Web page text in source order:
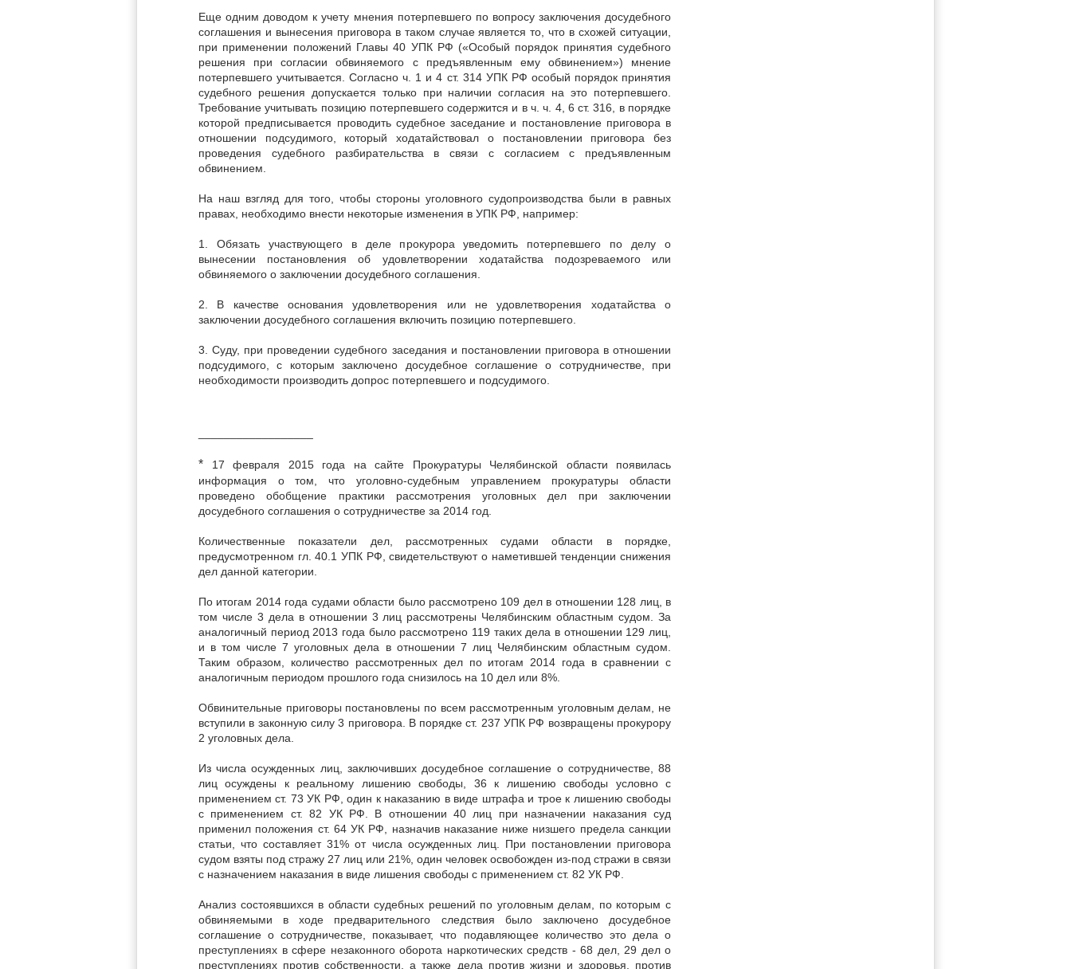
Еще одним доводом к учету мнения потерпевшего по вопросу заключения досудебного
соглашения и вынесения приговора в таком случае является то, что в схожей ситуации,
при применении положений Главы 40 УПК РФ («Особый порядок принятия судебного
решения при согласии обвиняемого с предъявленным ему обвинением») мнение
потерпевшего учитывается. Согласно ч. 1 и 4 ст. 314 УПК РФ особый порядок принятия
судебного решения допускается только при наличии согласия на это потерпевшего.
Требование учитывать позицию потерпевшего содержится и в ч. ч. 4, 6 ст. 316, в порядке
которой предписывается проводить судебное заседание и постановление приговора в
отношении подсудимого, который ходатайствовал о постановлении приговора без
проведения судебного разбирательства в связи с согласием с предъявленным
обвинением.
На наш взгляд для того, чтобы стороны уголовного судопроизводства были в равных
правах, необходимо внести некоторые изменения в УПК РФ, например:
1. Обязать участвующего в деле прокурора уведомить потерпевшего по делу о
вынесении постановления об удовлетворении ходатайства подозреваемого или
обвиняемого о заключении досудебного соглашения.
2. В качестве основания удовлетворения или не удовлетворения ходатайства о
заключении досудебного соглашения включить позицию потерпевшего.
3. Суду, при проведении судебного заседания и постановлении приговора в отношении
подсудимого, с которым заключено досудебное соглашение о сотрудничестве, при
необходимости производить допрос потерпевшего и подсудимого.
* 17 февраля 2015 года на сайте Прокуратуры Челябинской области появилась
информация о том, что уголовно-судебным управлением прокуратуры области
проведено обобщение практики рассмотрения уголовных дел при заключении
досудебного соглашения о сотрудничестве за 2014 год.
Количественные показатели дел, рассмотренных судами области в порядке,
предусмотренном гл. 40.1 УПК РФ, свидетельствуют о наметившей тенденции снижения
дел данной категории.
По итогам 2014 года судами области было рассмотрено 109 дел в отношении 128 лиц, в
том числе 3 дела в отношении 3 лиц рассмотрены Челябинским областным судом. За
аналогичный период 2013 года было рассмотрено 119 таких дела в отношении 129 лиц,
и в том числе 7 уголовных дела в отношении 7 лиц Челябинским областным судом.
Таким образом, количество рассмотренных дел по итогам 2014 года в сравнении с
аналогичным периодом прошлого года снизилось на 10 дел или 8%.
Обвинительные приговоры постановлены по всем рассмотренным уголовным делам, не
вступили в законную силу 3 приговора. В порядке ст. 237 УПК РФ возвращены прокурору
2 уголовных дела.
Из числа осужденных лиц, заключивших досудебное соглашение о сотрудничестве, 88
лиц осуждены к реальному лишению свободы, 36 к лишению свободы условно с
применением ст. 73 УК РФ, один к наказанию в виде штрафа и трое к лишению свободы
с применением ст. 82 УК РФ. В отношении 40 лиц при назначении наказания суд
применил положения ст. 64 УК РФ, назначив наказание ниже низшего предела санкции
статьи, что составляет 31% от числа осужденных лиц. При постановлении приговора
судом взяты под стражу 27 лиц или 21%, один человек освобожден из-под стражи в связи
с назначением наказания в виде лишения свободы с применением ст. 82 УК РФ.
Анализ состоявшихся в области судебных решений по уголовным делам, по которым с
обвиняемыми в ходе предварительного следствия было заключено досудебное
соглашение о сотрудничестве, показывает, что подавляющее количество это дела о
преступлениях в сфере незаконного оборота наркотических средств - 68 дел, 29 дел о
преступлениях против собственности, а также дела против жизни и здоровья, против